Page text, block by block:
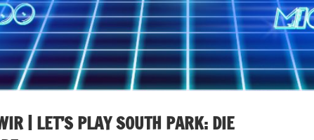
| LET’S PLAY SOUTH PARK: DIE